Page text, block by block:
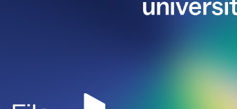
Video abspielen